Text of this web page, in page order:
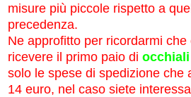
misure più piccole rispetto a
precedenza.
Ne approfitto per ricordarmi
ricevere il primo paio di
solo le spese di spedizione che
14 euro, nel caso siete